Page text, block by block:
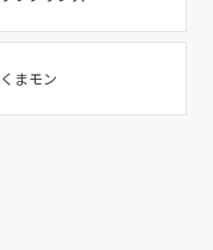
くまモン